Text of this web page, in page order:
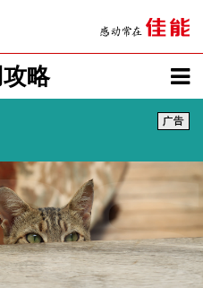
略